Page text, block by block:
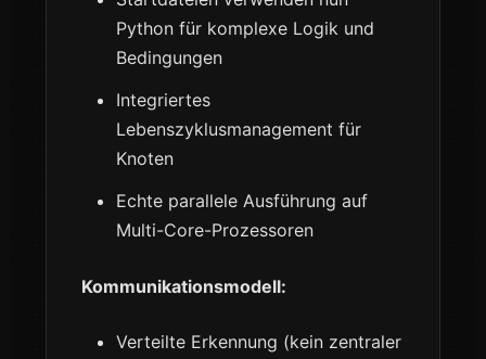
Python für komplexe Logik und
Bedingungen
Integriertes
Lebenszyklusmanagement für
Knoten
Echte parallele Ausführung auf
Multi-Core-Prozessoren
Kommunikationsmodell:
Verteilte Erkennung (kein zentraler